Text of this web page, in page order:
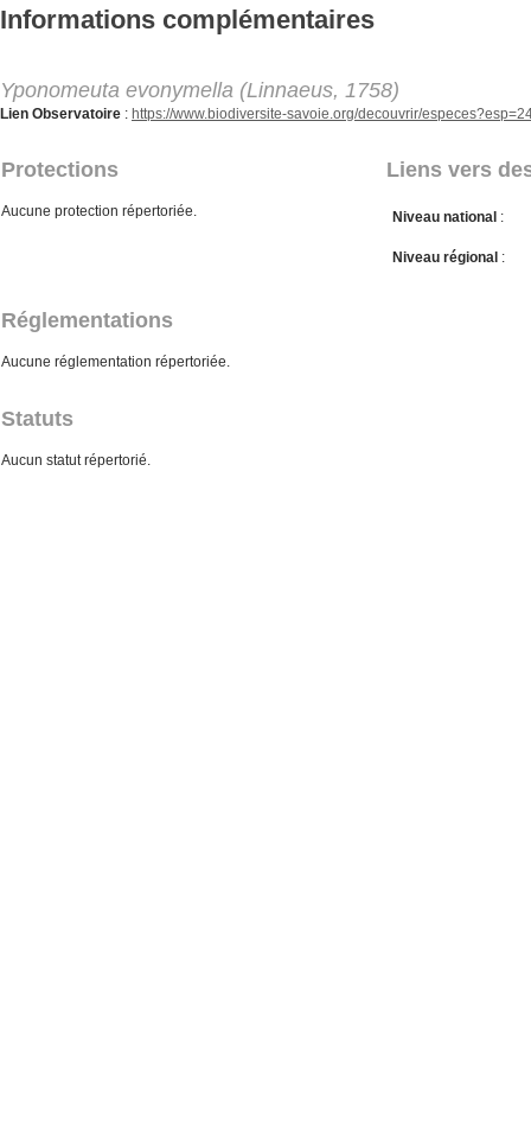
Aller au contenu principal
Informations complémentaires
Yponomeuta evonymella (Linnaeus, 1758)
Lien Observatoire : https://www.biodiversite-savoie.org/decouvrir/
Protections Liens vers
Aucune protection répertoriée. Niveau national :
Niveau régional :
Réglementations
Aucune réglementation répertoriée.
Statuts
Aucun statut répertorié.